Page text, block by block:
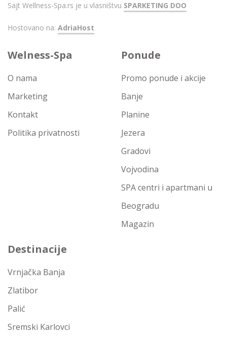
Sajt Wellness-Spa.rs je u vlasništvu SPARKETING DOO
Hostovano na: AdriaHost
Welness-Spa
O nama
Marketing
Kontakt
Politika privatnosti
Ponude
Promo ponude i akcije
Banje
Planine
Jezera
Gradovi
Vojvodina
SPA centri i apartmani u
Beogradu
Magazin
Destinacije
Vrnjačka Banja
Zlatibor
Palić
Sremski Karlovci